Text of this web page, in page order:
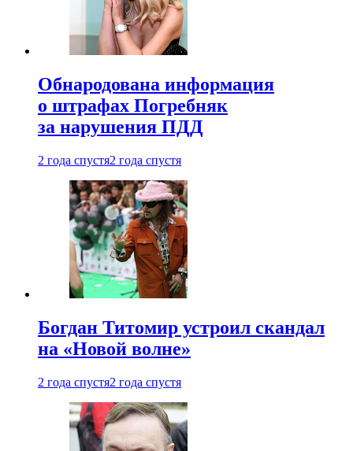
Обнародована информация
о штрафах Погребняк
за нарушения ПДД
2 года спустя2 года спустя
Богдан Титомир устроил скандал
на «Новой волне»
2 года спустя2 года спустя